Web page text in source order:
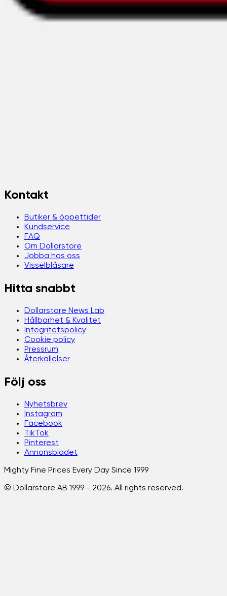
Kontakt
Butiker & öppettider
Kundservice
FAQ
Om Dollarstore
Jobba hos oss
Visselblåsare
Hitta snabbt
Dollarstore News Lab
Hållbarhet & Kvalitet
Integritetspolicy
Cookie policy
Pressrum
Återkallelser
Följ oss
Nyhetsbrev
Instagram
Facebook
TikTok
Pinterest
Annonsbladet
Mighty Fine Prices Every Day Since 1999
© Dollarstore AB 1999 - 2026. All rights reserved.